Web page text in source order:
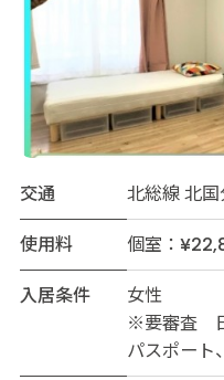
交通
北総線 北
使用料
個室：
入居条件
女性
※要審査
パスポート